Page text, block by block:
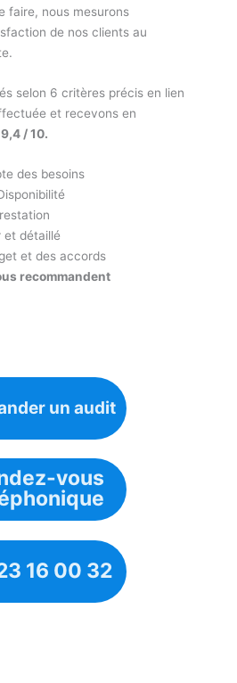
faire, nous mesurons
de nos clients au
selon 6 critères précis en lien
et recevons en
/ 10.
des besoins
et détaillé
et des accords
recommandent
un audit
vous
16 00 32